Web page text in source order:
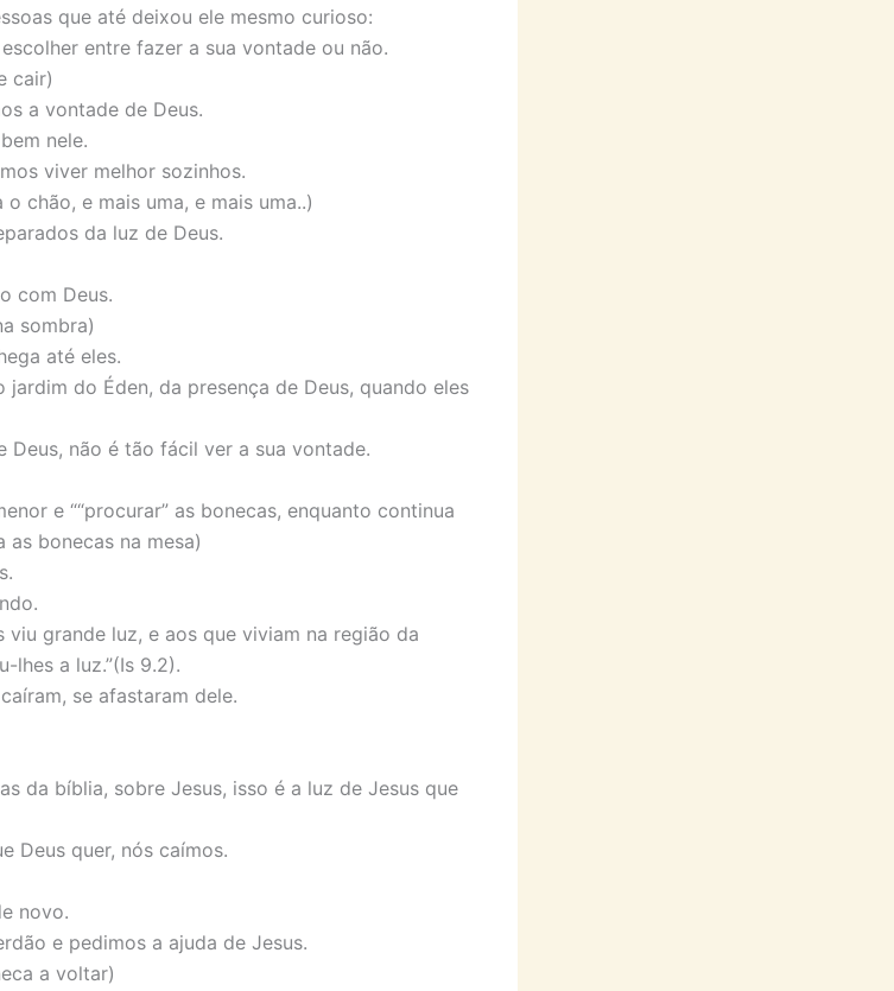
que até deixou ele mesmo curioso:
entre fazer a sua vontade ou não.
cair)
a vontade de Deus.
nele.
viver melhor sozinhos.
chão, e mais uma, e mais uma..)
da luz de Deus.
com Deus.
sombra)
até eles.
do Éden, da presença de Deus, quando eles
Deus, não é tão fácil ver a sua vontade.
e ““procurar” as bonecas, enquanto continua
bonecas na mesa)
viu grande luz, e aos que viviam na região da
lhes a luz.”(Is 9.2).
se afastaram dele.
da bíblia, sobre Jesus, isso é a luz de Jesus que
Deus quer, nós caímos.
novo.
e pedimos a ajuda de Jesus.
a voltar)